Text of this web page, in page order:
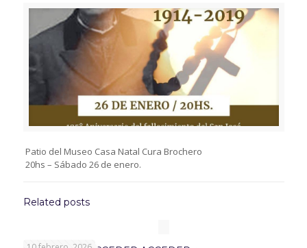
Patio del Museo Casa Natal Cura Brochero
20hs – Sábado 26 de enero.
Related posts